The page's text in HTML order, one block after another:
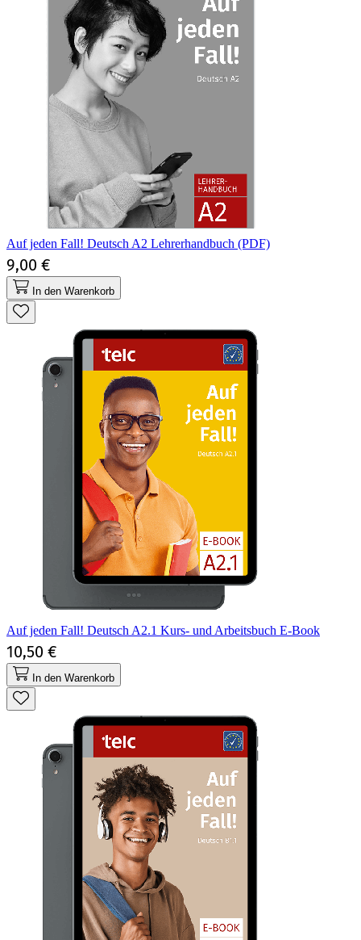
Auf jeden Fall! Deutsch A2 Lehrerhandbuch (PDF)
9,00 €
In den Warenkorb
Auf jeden Fall! Deutsch A2.1 Kurs- und Arbeitsbuch E-Book
10,50 €
In den Warenkorb